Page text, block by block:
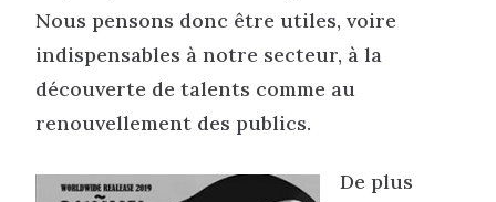
Nous pensons donc être utiles, voire
indispensables à notre secteur, à la
découverte de talents comme au
renouvellement des publics.
De plus